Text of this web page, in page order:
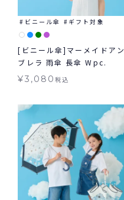
ビニール傘 ギフト対象
[ビニール傘]マーメイドアン
ブレラ 雨傘 長傘 Wpc.
¥3,080税込